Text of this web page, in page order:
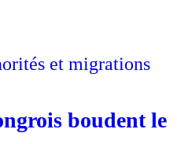
et migrations
boudent le